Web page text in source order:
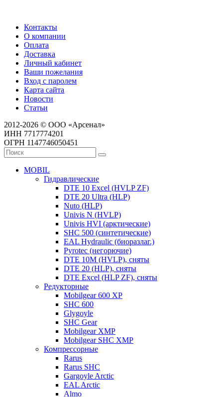
Контакты
О компании
Оплата
Доставка
Личный кабинет
Ваши пожелания
Вход с паролем
Карта сайта
Новости
Статьи
2012-2026 © ООО «Арсенал»
ИНН 7717774201
ОГРН 1147746050451
MOBIL
Гидравлические
DTE 10 Excel (HVLP ZF)
DTE 20 Ultra (HLP)
Nuto (HLP)
Univis N (HVLP)
Univis HVI (арктические)
SHC 500 (синтетические)
EAL Hydraulic (биоразлаг.)
Pyrotec (негорючие)
DTE 10M (HVLP), сняты
DTE 20 (HLP), сняты
DTE Excel (HLP ZF), сняты
Редукторные
Mobilgear 600 XP
SHC 600
Glygoyle
SHC Gear
Mobilgear XMP
Mobilgear SHC XMP
Компрессорные
Rarus
Rarus SHC
Gargoyle Arctic
EAL Arctic
Almo